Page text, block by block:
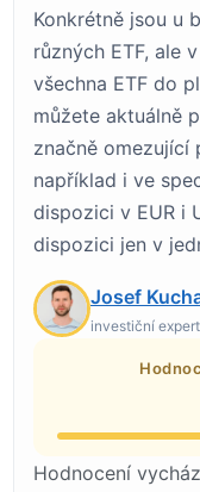
Konkrétně jsou u
různých ETF, ale
všechna ETF do
můžete aktuálně
značně omezující
například i ve
dispozici v EUR i
dispozici jen v
Josef
investiční
Hodnocení